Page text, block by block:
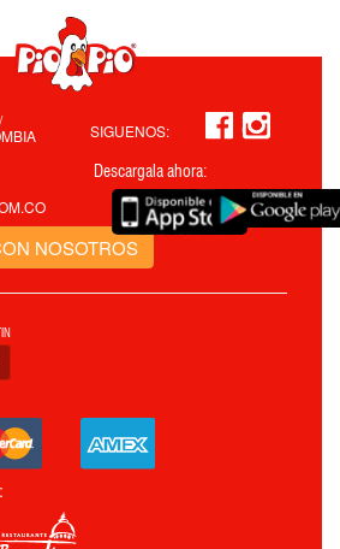
NOSOTROS
SIGUENOS:
Descargala ahora: